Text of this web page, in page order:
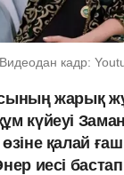
кадр:
жарық
күйеуі
өзіне қалай
иесі